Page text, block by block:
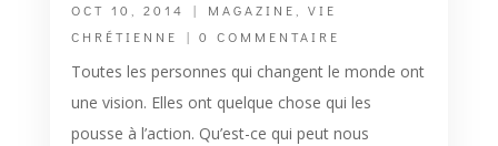
OCT 10, 2014 | MAGAZINE, VIE
CHRÉTIENNE
| 0 COMMENTAIRE
Toutes les personnes qui changent le monde ont
une vision. Elles ont quelque chose qui les
pousse à l’action. Qu’est-ce qui peut nous